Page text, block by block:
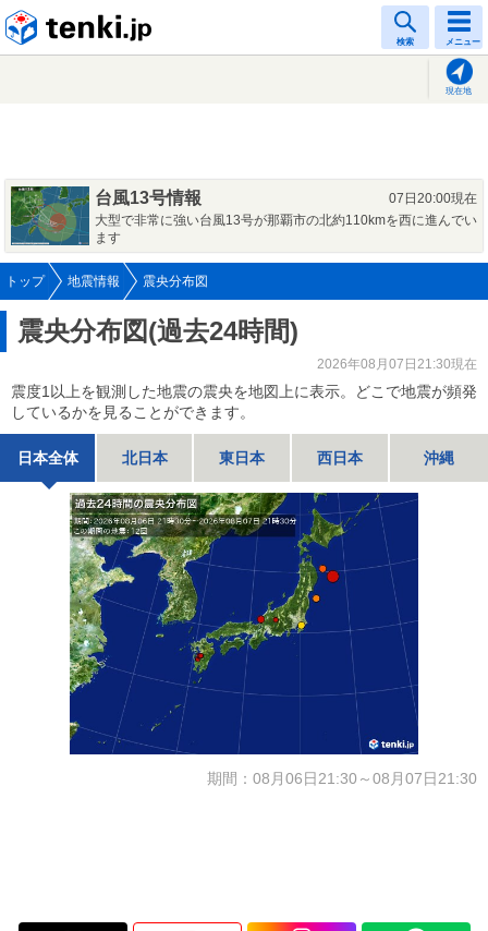
検索 メニュー
現在地
台風13号情報
07日20:00現在
大型で非常に強い台風13号が那覇市の北約110kmを西に進んでい
ます
トップ 地震情報 震央分布図
震央分布図(過去24時間)
2026年08月07日21:30現在
震度1以上を観測した地震の震央を地図上に表示。どこで地震が頻発
しているかを見ることができます。
日本全体 北日本 東日本 西日本 沖縄
期間：08月06日21:30～08月07日21:30